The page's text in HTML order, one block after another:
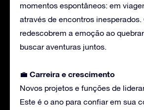
momentos espontâneos: em
através de encontros inesperados.
redescobrem a emoção ao
buscar aventuras juntos.
💼 Carreira e crescimento
Novos projetos e funções de
Este é o ano para confiar em sua